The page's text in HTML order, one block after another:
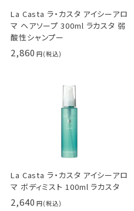
La Casta ラ・カスタ アイシーアロ
マ ヘアソープ 300ml ラカスタ 弱
酸性シャンプー
2,860
La Casta ラ・カスタ アイシーアロ
マ ボディミスト 100ml ラカスタ
2,640